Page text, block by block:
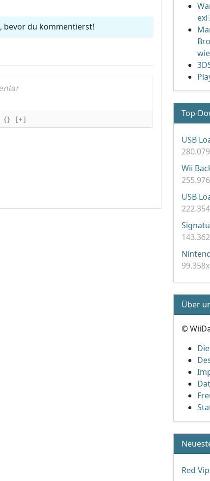
, bevor du kommentierst!
{} [+]
Top-
USB
Wii
USB
Über
©
Red